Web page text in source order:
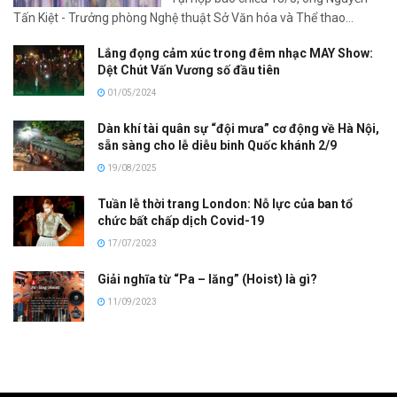
Tấn Kiệt - Trưởng phòng Nghệ thuật Sở Văn hóa và Thể thao...
Lắng đọng cảm xúc trong đêm nhạc MAY Show:
Dệt Chút Vấn Vương số đầu tiên
01/05/2024
Dàn khí tài quân sự “đội mưa” cơ động về Hà Nội,
sẵn sàng cho lễ diễu binh Quốc khánh 2/9
19/08/2025
Tuần lễ thời trang London: Nỗ lực của ban tổ
chức bất chấp dịch Covid-19
17/07/2023
Giải nghĩa từ “Pa – lăng” (Hoist) là gì?
11/09/2023